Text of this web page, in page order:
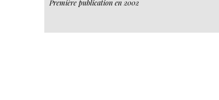
Première publication en 2002